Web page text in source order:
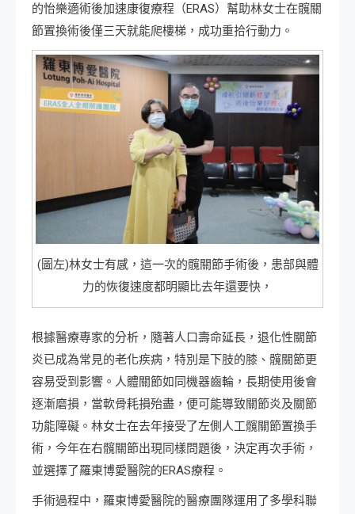
的怡樂適術後加速康復療程（ERAS）幫助林女士在髖關
節置換術後僅三天就能爬樓梯，成功重拾行動力。
(圖左)林女士有感，這一次的髖關節手術後，患部與體
力的恢復速度都明顯比去年還要快，
根據醫療專家的分析，隨著人口壽命延長，退化性關節
炎已成為常見的老化疾病，特別是下肢的膝、髖關節更
容易受到影響。人體關節如同機器齒輪，長期使用後會
逐漸磨損，當軟骨耗損殆盡，便可能導致關節炎及關節
功能障礙。林女士在去年接受了左側人工髖關節置換手
術，今年在右髖關節出現同樣問題後，決定再次手術，
並選擇了羅東博愛醫院的ERAS療程。
手術過程中，羅東博愛醫院的醫療團隊運用了多學科聯